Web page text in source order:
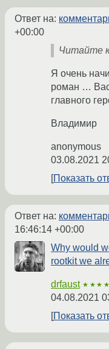
Ответ на:
+00:00
Читайте
Я очень
роман … Вас
главного
Владимир
anonymous
03.08.2021
Показать
Ответ на:
16:46:14 +00:00
Why would
rootkit we
drfaust
04.08.2021
Показать